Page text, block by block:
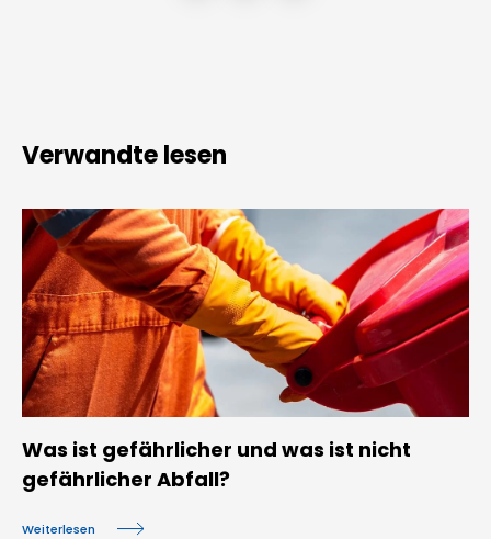
Verwandte lesen
Was ist gefährlicher und was ist nicht
gefährlicher Abfall?
Weiterlesen